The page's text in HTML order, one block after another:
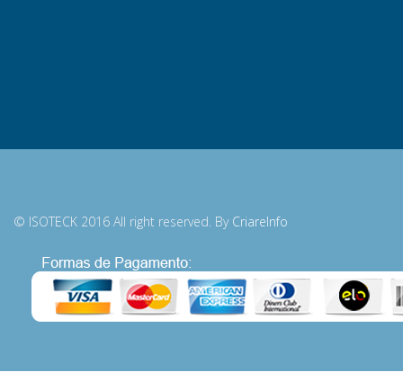
© ISOTECK 2016 All right reserved. By CriareInfo